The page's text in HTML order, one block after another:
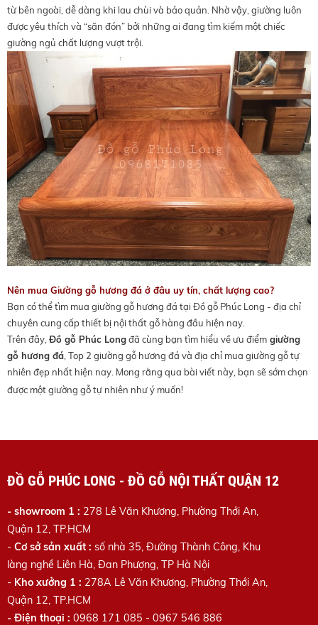
từ bên ngoài, dễ dàng khi lau chùi và bảo quản. Nhờ vậy, giường luôn
được yêu thích và “săn đón” bởi những ai đang tìm kiếm một chiếc
giường ngủ chất lượng vượt trội.
Nên mua Giường gỗ hương đá ở đâu uy tín, chất lượng cao?
Bạn có thể tìm mua giường gỗ hương đá tại Đồ gỗ Phúc Long - địa chỉ
chuyên cung cấp thiết bị nội thất gỗ hàng đầu hiện nay.
Trên đây, Đồ gỗ Phúc Longđã cùng bạn tìm hiểu về ưu điểm giường
gỗ hương đá , Top 2 giường gỗ hương đá và địa chỉ mua giường gỗ tự
nhiên đẹp nhất hiện nay. Mong rằng qua bài viết này, bạn sẽ sớm chọn
được một giường gỗ tự nhiên như ý muốn!
ĐỒ GỖ PHÚC LONG - ĐỒ GỖ NỘI THẤT QUẬN 12
- showroom 1 : 278 Lê Văn Khương, Phường Thới An,
Quận 12, TP.HCM
- Cơ sở sản xuất : số nhà 35, Đường Thành Công, Khu
làng nghề Liên Hà, Đan Phượng, TP Hà Nội
- Kho xưởng 1 : 278A Lê Văn Khương, Phường Thới An,
Quận 12, TP.HCM
- Điện thoại : 0968 171 085 - 0967 546 886